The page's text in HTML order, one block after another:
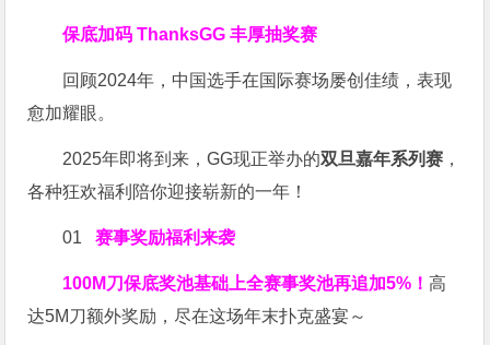
保底加码 ThanksGG 丰厚抽奖赛
回顾2024年，中国选手在国际赛场屡创佳绩，表现
愈加耀眼。
2025年即将到来，GG现正举办的双旦嘉年系列赛 ，
各种狂欢福利陪你迎接崭新的一年！
01赛事奖励福利来袭
100M刀保底奖池基础上全赛事奖池再追加5% ！高
达5M刀额外奖励，尽在这场年末扑克盛宴～